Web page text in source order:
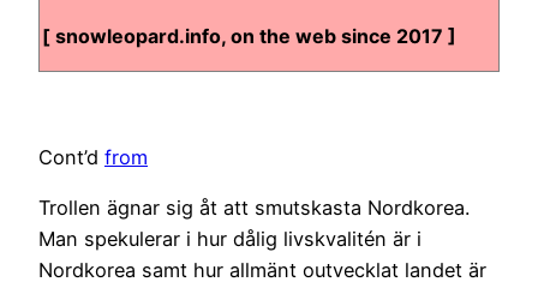
[ snowleopard.info, on the web since 2017 ]
Cont’d from
Trollen ägnar sig åt att smutskasta Nordkorea.
Man spekulerar i hur dålig livskvalitén är i
Nordkorea samt hur allmänt outvecklat landet är